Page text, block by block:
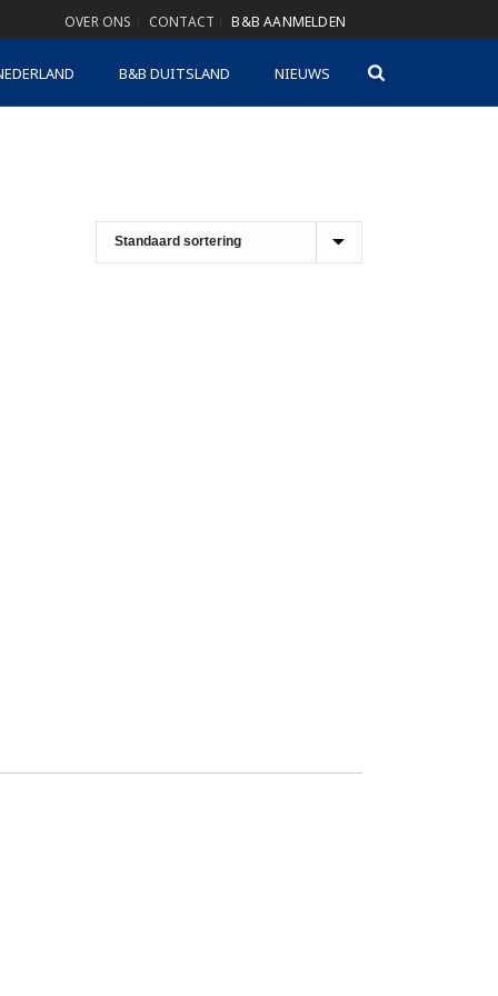
OVER ONS CONTACT B&B AANMELDEN
B&B DUITSLAND NIEUWS